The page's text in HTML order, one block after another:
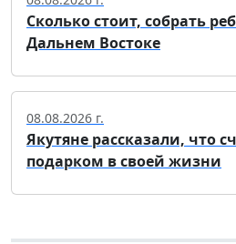
Сколько стоит, собрать
Дальнем Востоке
08.08.2026 г.
Якутяне рассказали, что
подарком в своей жизни